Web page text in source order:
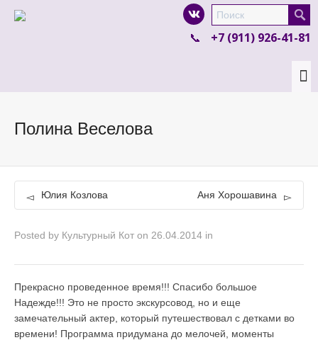
product in a size size .
colour items.
+7 (911) 926-41-81
Полина Веселова
Юлия Козлова Аня Хорошавина
Posted by Культурный Кот on 26.04.2014 in
Прекрасно проведенное время!!! Спасибо большое
Надежде!!! Это не просто экскурсовод, но и еще
замечательный актер, который путешествовал с детками во
времени! Программа придумана до мелочей, моменты